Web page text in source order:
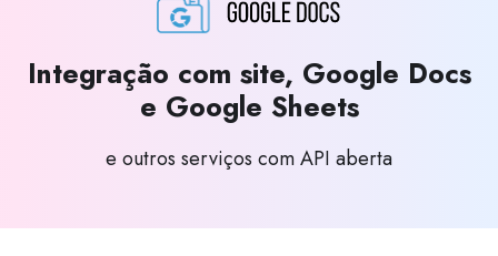
Integração com site, Google Docs
e Google Sheets
e outros serviços com API aberta